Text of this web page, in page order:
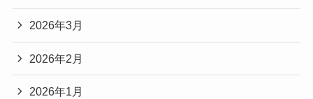
2026年3月
2026年2月
2026年1月